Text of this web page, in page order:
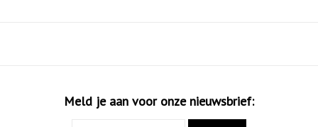
Meld je aan voor onze nieuwsbrief: